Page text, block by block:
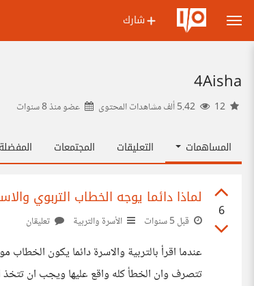
شارك
4Aisha
عضو منذ8 سنوات
المساهمات التعليقات المجتمعات المفضلة
6
لماذا دائما يوجه الخطاب التربوي
قبل 5 سنوات الأسرة والتربية تعليقان
عندما اقرأ بالتربية والاسرة دائما يكون
تتصرف وان الخطأ كله واقع عليها ويجب ان تتخذ